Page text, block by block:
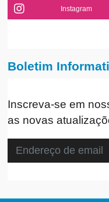
Instagram
Boletim
Inscreva-se em
as novas